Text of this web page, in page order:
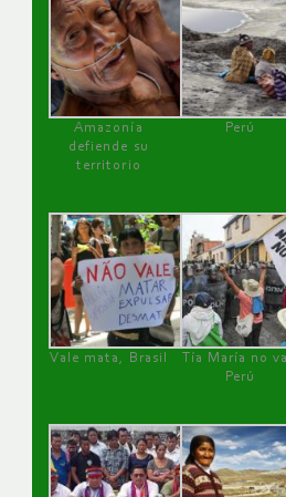
Amazonía
defiende su
territorio
Perú
Vale mata, Brasil
Tía María no
Perú